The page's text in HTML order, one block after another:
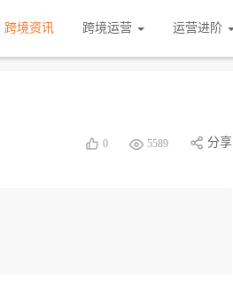
跨境资讯 跨境运营 运营进阶
0 5589 分享